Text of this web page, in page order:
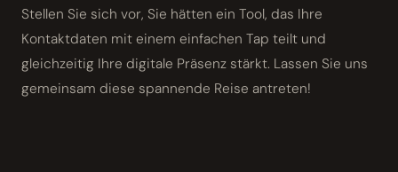
Stellen Sie sich vor, Sie hätten ein Tool, das Ihre
Kontaktdaten mit einem einfachen Tap teilt und
gleichzeitig Ihre digitale Präsenz stärkt. Lassen Sie uns
gemeinsam diese spannende Reise antreten!